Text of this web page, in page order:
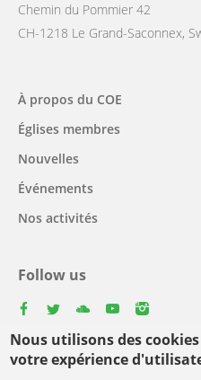
Nous utilisons des
votre expérience
Chemin du Pommier 42
CH-1218 Le Grand-Saconnex,
Main
navigation
À propos du COE
Églises membres
Nouvelles
Événements
Nos activités
Follow us
Select